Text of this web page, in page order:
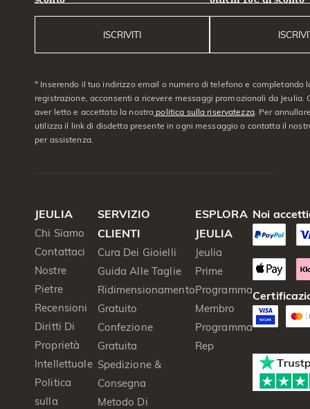
ISCRIVITI
* Inserendo il tuo indirizzo email o numero di telefono e completando
registrazione, acconsenti a ricevere messaggi promozionali da Jeulia.
aver letto e accettato la nostra politica sulla riservatezza. Per
utilizza il link di disdetta presente in ogni messaggio o contatta il
per assistenza.
JEULIA
Chi Siamo
Contattaci
Nostre
Pietre
Recensioni
Diritti Di
Proprietà
Intellettuale
Politica
sulla
SERVIZIO
CLIENTI
Cura Dei Gioielli
Guida Alle Taglie
Ridimensionamento
Gratuito
Confezione
Gratuita
Spedizione &
Consegna
Metodo Di
ESPLORA
JEULIA
Jeulia
Prime
Programma
Membro
Programma
Rep
Noi